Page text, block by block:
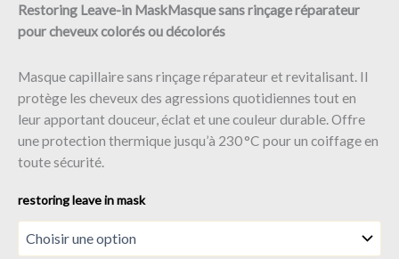
Restoring Leave-in MaskMasque sans rinçage réparateur
pour cheveux colorés ou décolorés
Masque capillaire sans rinçage réparateur et revitalisant. Il
protège les cheveux des agressions quotidiennes tout en
leur apportant douceur, éclat et une couleur durable. Offre
une protection thermique jusqu’à 230 °C pour un coiffage en
toute sécurité.
restoring leave in mask